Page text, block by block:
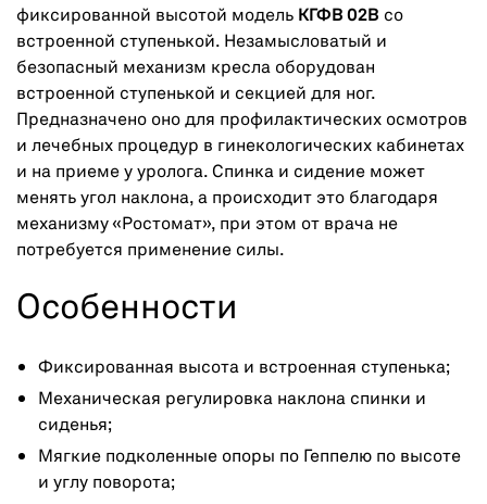
фиксированной высотой модель КГФВ 02В со
встроенной ступенькой. Незамысловатый и
безопасный механизм кресла оборудован
встроенной ступенькой и секцией для ног.
Предназначено оно для профилактических осмотров
и лечебных процедур в гинекологических кабинетах
и на приеме у уролога. Спинка и сидение может
менять угол наклона, а происходит это благодаря
механизму «Ростомат», при этом от врача не
потребуется применение силы.
Особенности
Фиксированная высота и встроенная ступенька;
Механическая регулировка наклона спинки и
сиденья;
Мягкие подколенные опоры по Геппелю по высоте
и углу поворота;